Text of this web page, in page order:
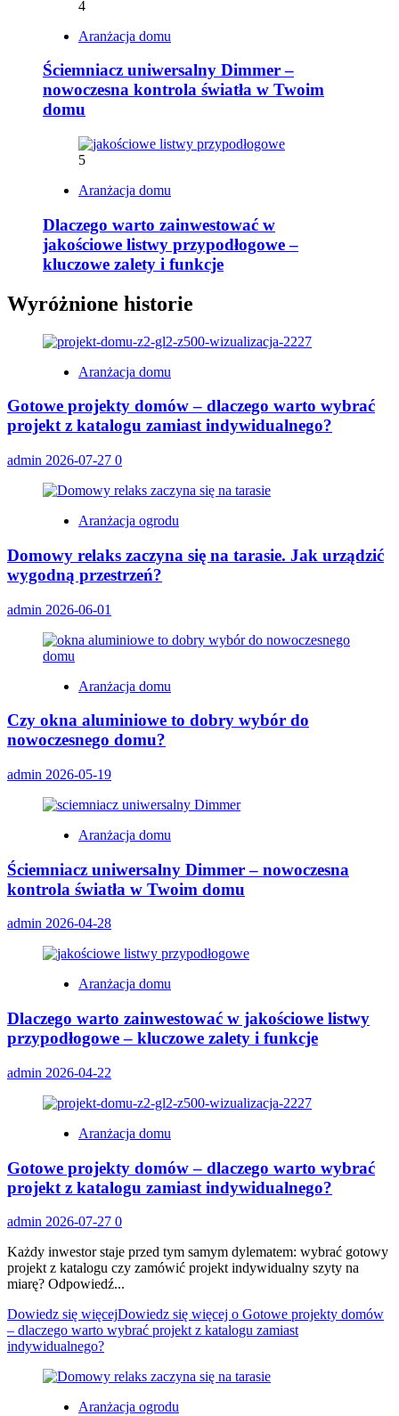
4
Aranżacja domu
Ściemniacz uniwersalny Dimmer –
nowoczesna kontrola światła w Twoim
domu
5
Aranżacja domu
Dlaczego warto zainwestować w
jakościowe listwy przypodłogowe –
kluczowe zalety i funkcje
Wyróżnione historie
Aranżacja domu
Gotowe projekty domów – dlaczego warto wybrać
projekt z katalogu zamiast indywidualnego?
admin 2026-07-27 0
Aranżacja ogrodu
Domowy relaks zaczyna się na tarasie. Jak urządzić
wygodną przestrzeń?
admin 2026-06-01
Aranżacja domu
Czy okna aluminiowe to dobry wybór do
nowoczesnego domu?
admin 2026-05-19
Aranżacja domu
Ściemniacz uniwersalny Dimmer – nowoczesna
kontrola światła w Twoim domu
admin 2026-04-28
Aranżacja domu
Dlaczego warto zainwestować w jakościowe listwy
przypodłogowe – kluczowe zalety i funkcje
admin 2026-04-22
Aranżacja domu
Gotowe projekty domów – dlaczego warto wybrać
projekt z katalogu zamiast indywidualnego?
admin 2026-07-27 0
Każdy inwestor staje przed tym samym dylematem: wybrać gotowy
projekt z katalogu czy zamówić projekt indywidualny szyty na
miarę? Odpowiedź...
Dowiedz się więcejDowiedz się więcej o Gotowe projekty domów
– dlaczego warto wybrać projekt z katalogu zamiast
indywidualnego?
Aranżacja ogrodu